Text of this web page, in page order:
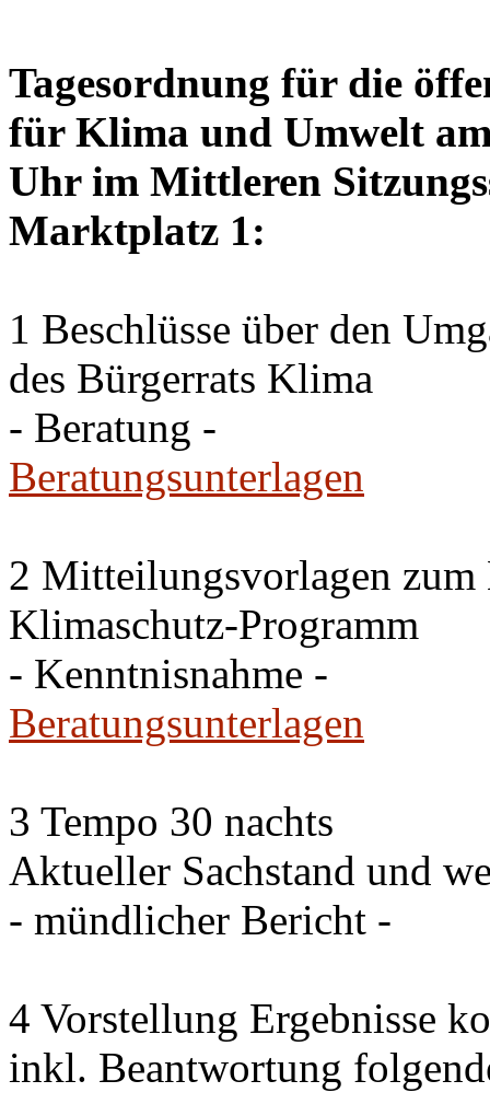
Tagesordnung für die
für Klima und Umwelt
Uhr im Mittleren
Marktplatz 1:
1 Beschlüsse über den
des Bürgerrats Klima
- Beratung -
Beratungsunterlagen
2 Mitteilungsvorlagen zum
Klimaschutz-Programm
- Kenntnisnahme -
Beratungsunterlagen
3 Tempo 30 nachts
Aktueller Sachstand und
- mündlicher Bericht -
4 Vorstellung Ergebnisse
inkl. Beantwortung